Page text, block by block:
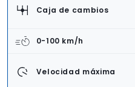
Caja de cambios
0-100 km/h
Velocidad máxima